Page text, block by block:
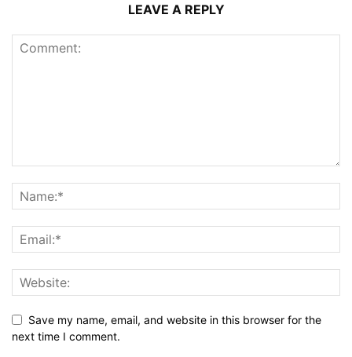
LEAVE A REPLY
Save my name, email, and website in this browser for the
next time I comment.